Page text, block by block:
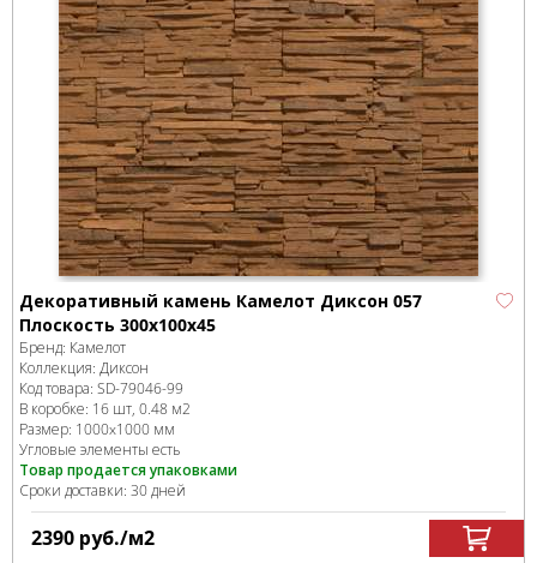
Декоративный камень Камелот Диксон 057
Плоскость 300х100х45
Бренд: Камелот
Коллекция: Диксон
Код товара: SD-79046-99
В коробке: 16 шт, 0.48 м2
Размер: 1000x1000 мм
Угловые элементы есть
Товар продается упаковками
Сроки доставки: 30 дней
2390 руб./м2